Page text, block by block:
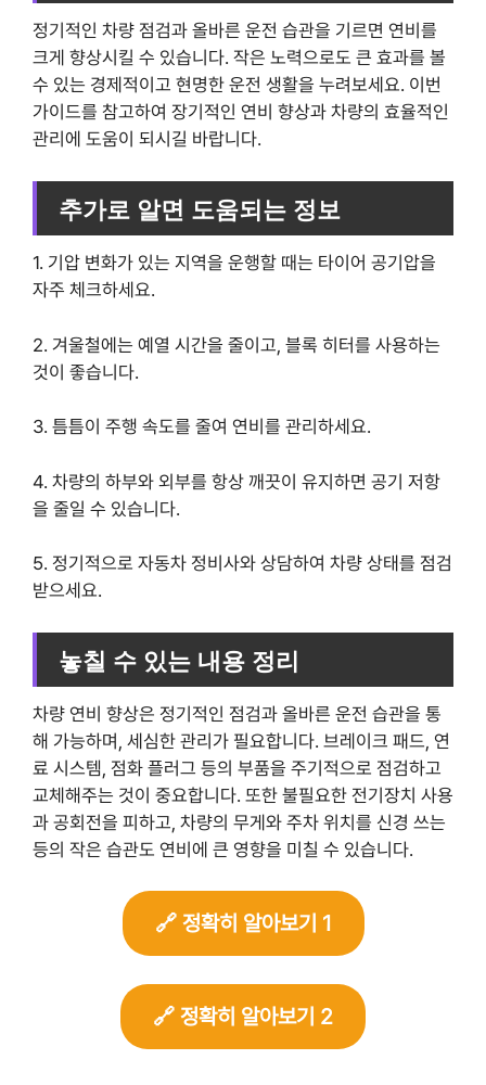
정기적인 차량 점검과 올바른 운전 습관을 기르면 연비를
크게 향상시킬 수 있습니다. 작은 노력으로도 큰 효과를 볼
수 있는 경제적이고 현명한 운전 생활을 누려보세요. 이번
가이드를 참고하여 장기적인 연비 향상과 차량의 효율적인
관리에 도움이 되시길 바랍니다.
추가로 알면 도움되는 정보
1. 기압 변화가 있는 지역을 운행할 때는 타이어 공기압을
자주 체크하세요.
2. 겨울철에는 예열 시간을 줄이고, 블록 히터를 사용하는
것이 좋습니다.
3. 틈틈이 주행 속도를 줄여 연비를 관리하세요.
4. 차량의 하부와 외부를 항상 깨끗이 유지하면 공기 저항
을 줄일 수 있습니다.
5. 정기적으로 자동차 정비사와 상담하여 차량 상태를 점검
받으세요.
놓칠 수 있는 내용 정리
차량 연비 향상은 정기적인 점검과 올바른 운전 습관을 통
해 가능하며, 세심한 관리가 필요합니다. 브레이크 패드, 연
료 시스템, 점화 플러그 등의 부품을 주기적으로 점검하고
교체해주는 것이 중요합니다. 또한 불필요한 전기장치 사용
과 공회전을 피하고, 차량의 무게와 주차 위치를 신경 쓰는
등의 작은 습관도 연비에 큰 영향을 미칠 수 있습니다.
🔗 정확히 알아보기 1
🔗 정확히 알아보기 2